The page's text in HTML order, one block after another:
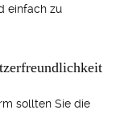
einfach zu
sollten Sie die